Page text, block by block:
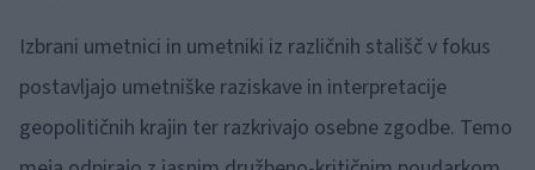
Izbrani umetnici in umetniki iz različnih stališč v fokus
postavljajo umetniške raziskave in interpretacije
geopolitičnih krajin ter razkrivajo osebne zgodbe. Temo